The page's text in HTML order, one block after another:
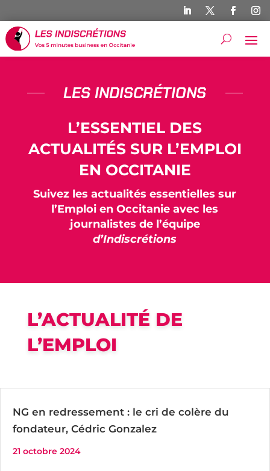
LES INDISCRÉTIONS
L’ESSENTIEL DES
ACTUALITÉS SUR L’EMPLOI
EN OCCITANIE
Suivez les actualités essentielles sur
l’Emploi en Occitanie avec les
journalistes de l’équipe
d’Indiscrétions
L’ACTUALITÉ DE
L’EMPLOI
NG en redressement : le cri de colère du
fondateur, Cédric Gonzalez
21 octobre 2024